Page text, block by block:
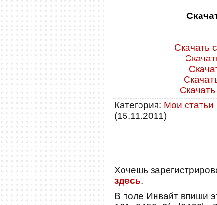
Скачать
Категория: Мои статьи
(15.11.2011)
Хочешь
здесь.
В поле Инвайт впиши